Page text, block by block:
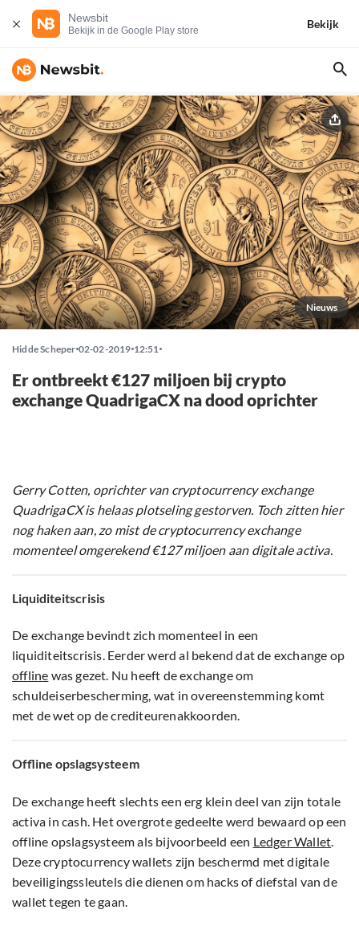
Newsbit
Bekijk in de Google Play store
Bekijk
Nieuws
Hidde Scheper 02-02-2019 12:51
Er ontbreekt €127 miljoen bij crypto
exchange QuadrigaCX na dood oprichter
Gerry Cotten, oprichter van cryptocurrency exchange
QuadrigaCX is helaas plotseling gestorven. Toch zitten hier
nog haken aan, zo mist de cryptocurrency exchange
momenteel omgerekend €127 miljoen aan digitale activa.
Liquiditeitscrisis
De exchange bevindt zich momenteel in een
liquiditeitscrisis. Eerder werd al bekend dat de exchange op
offline was gezet. Nu heeft de exchange om
schuldeiserbescherming, wat in overeenstemming komt
met de wet op de crediteurenakkoorden.
Offline opslagsysteem
De exchange heeft slechts een erg klein deel van zijn totale
activa in cash. Het overgrote gedeelte werd bewaard op een
offline opslagsysteem als bijvoorbeeld een Ledger Wallet
Deze cryptocurrency wallets zijn beschermd met digitale
beveiligingssleutels die dienen om hacks of diefstal van de
wallet tegen te gaan.